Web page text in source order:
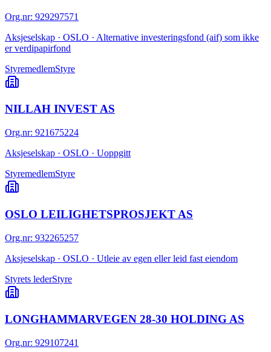
Org.nr: 929297571
Aksjeselskap · OSLO · Alternative investeringsfond (aif) som ikke
er verdipapirfond
StyremedlemStyre
NILLAH INVEST AS
Org.nr: 921675224
Aksjeselskap · OSLO · Uoppgitt
StyremedlemStyre
OSLO LEILIGHETSPROSJEKT AS
Org.nr: 932265257
Aksjeselskap · OSLO · Utleie av egen eller leid fast eiendom
Styrets lederStyre
LONGHAMMARVEGEN 28-30 HOLDING AS
Org.nr: 929107241